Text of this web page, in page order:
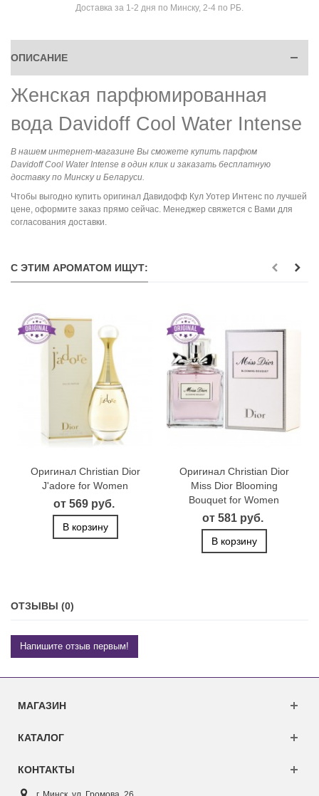
Доставка за 1-2 дня по Минску, 2-4 по РБ.
ОПИСАНИЕ
Женская парфюмированная
вода Davidoff Cool Water Intense
В нашем интернет-магазине Вы сможете купить парфюм
Davidoff Cool Water Intense в один клик и заказать бесплатную
доставку по Минску и Беларуси.
Чтобы выгодно купить оригинал Давидофф Кул Уотер Интенс по лучшей
цене, оформите заказ прямо сейчас. Менеджер свяжется с Вами для
согласования доставки.
С ЭТИМ АРОМАТОМ ИЩУТ:
Оригинал Christian Dior
J'adore for Women
от 569 руб.
В корзину
Оригинал Christian Dior
Miss Dior Blooming
Bouquet for Women
от 581 руб.
В корзину
ОТЗЫВЫ (0)
Напишите отзыв первым!
МАГАЗИН
КАТАЛОГ
КОНТАКТЫ